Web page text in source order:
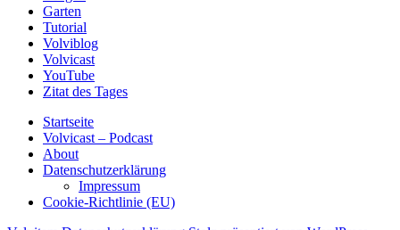
Garten
Tutorial
Volviblog
Volvicast
YouTube
Zitat des Tages
Startseite
Volvicast – Podcast
About
Datenschutzerklärung
Impressum
Cookie-Richtlinie (EU)